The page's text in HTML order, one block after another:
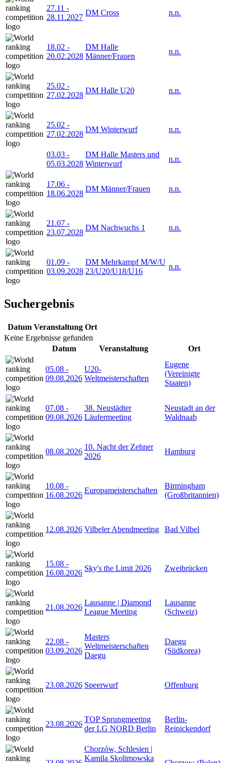
27.11 -
28.11.2027
DM Cross n.n.
18.02 -
20.02.2028
DM Halle
Männer/Frauen
n.n.
25.02 -
27.02.2028
DM Halle U20 n.n.
25.02 -
27.02.2028
DM Winterwurf n.n.
03.03 -
05.03.2028
DM Halle Masters und
Winterwurf
n.n.
17.06 -
18.06.2028
DM Männer/Frauen n.n.
21.07 -
23.07.2028
DM Nachwuchs 1 n.n.
01.09 -
03.09.2028
DM Mehrkampf M/W/U
23/U20/U18/U16
n.n.
Suchergebnis
Datum Veranstaltung Ort
Keine Ergebnisse gefunden
Datum
Veranstaltung Ort
05.08 -
09.08.2026
U20-
Weltmeisterschaften
Eugene
(Vereinigte
Staaten)
07.08 -
09.08.2026
38. Neustädter
Läufermeeting
Neustadt an der
Waldnaab
08.08.2026
10. Nacht der Zehner
2026
Hamburg
10.08 -
16.08.2026
Europameisterschaften
Birmingham
(Großbritannien)
12.08.2026 Vilbeler Abendmeeting Bad Vilbel
15.08 -
16.08.2026
Sky's the Limit 2026 Zweibrücken
21.08.2026
Lausanne | Diamond
League Meeting
Lausanne
(Schweiz)
22.08 -
03.09.2026
Masters
Weltmeisterschaften
Daegu
Daegu
(Südkorea)
23.08.2026 Speerwurf Offenburg
23.08.2026
TOP Sprungmeeting
der LG NORD Berlin
Berlin-
Reinickendorf
Chorzów, Schlesien |
Kamila Skolimowska